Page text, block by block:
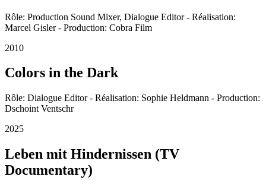
Rôle: Production Sound Mixer, Dialogue Editor - Réalisation:
Marcel Gisler - Production: Cobra Film
2010
Colors in the Dark
Rôle: Dialogue Editor - Réalisation: Sophie Heldmann - Production:
Dschoint Ventschr
2025
Leben mit Hindernissen (TV
Documentary)